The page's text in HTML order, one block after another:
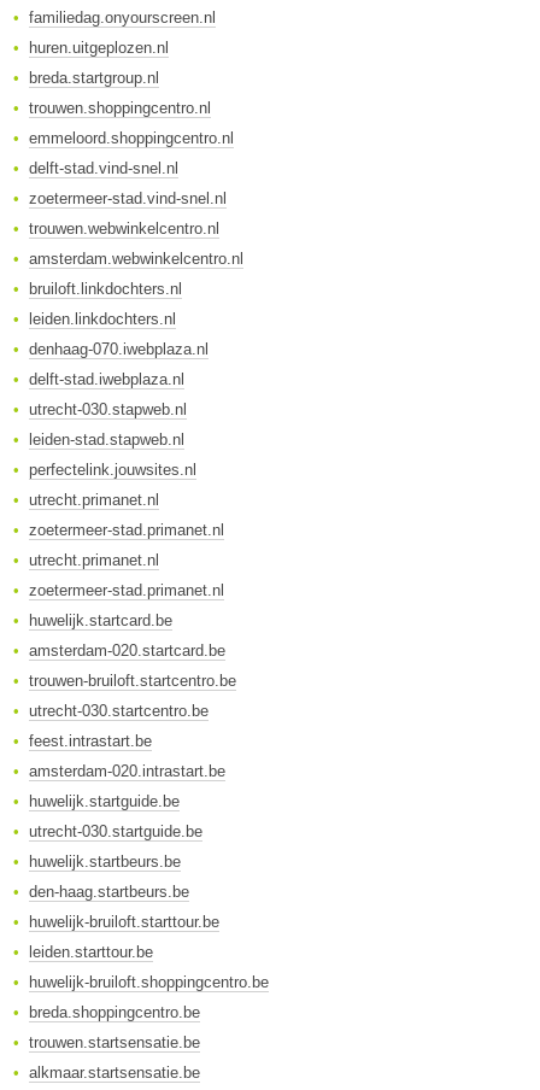
familiedag.onyourscreen.nl
huren.uitgeplozen.nl
breda.startgroup.nl
trouwen.shoppingcentro.nl
emmeloord.shoppingcentro.nl
delft-stad.vind-snel.nl
zoetermeer-stad.vind-snel.nl
trouwen.webwinkelcentro.nl
amsterdam.webwinkelcentro.nl
bruiloft.linkdochters.nl
leiden.linkdochters.nl
denhaag-070.iwebplaza.nl
delft-stad.iwebplaza.nl
utrecht-030.stapweb.nl
leiden-stad.stapweb.nl
perfectelink.jouwsites.nl
utrecht.primanet.nl
zoetermeer-stad.primanet.nl
utrecht.primanet.nl
zoetermeer-stad.primanet.nl
huwelijk.startcard.be
amsterdam-020.startcard.be
trouwen-bruiloft.startcentro.be
utrecht-030.startcentro.be
feest.intrastart.be
amsterdam-020.intrastart.be
huwelijk.startguide.be
utrecht-030.startguide.be
huwelijk.startbeurs.be
den-haag.startbeurs.be
huwelijk-bruiloft.starttour.be
leiden.starttour.be
huwelijk-bruiloft.shoppingcentro.be
breda.shoppingcentro.be
trouwen.startsensatie.be
alkmaar.startsensatie.be